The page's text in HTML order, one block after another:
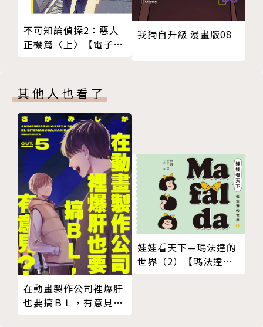
不可知論偵探2：惡人
正機篇〈上〉【電子特
我獨自升級 漫畫版08
其他人也看了
在動畫製作公司裡爆肝
也要搞ＢＬ，有意見？
娃娃看天下—瑪法達的
世界（2）【瑪法達降